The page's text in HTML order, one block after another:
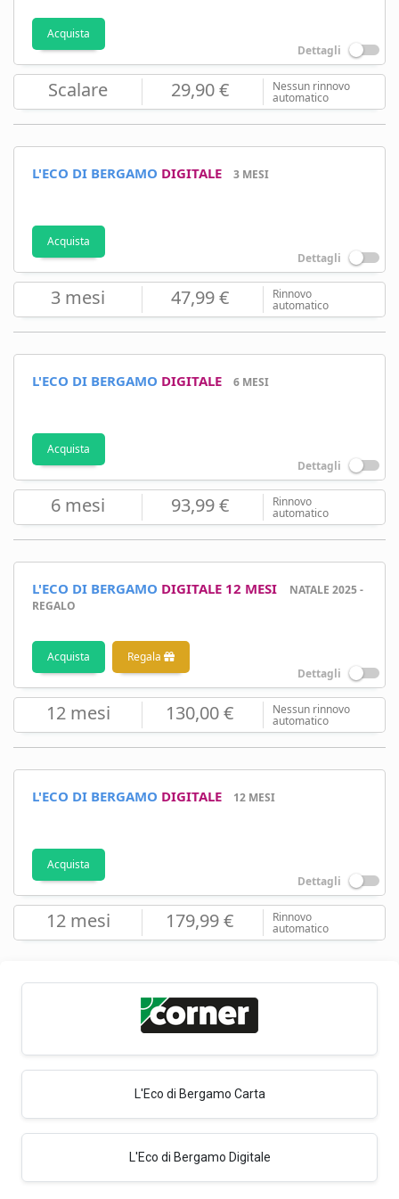
Acquista
Dettagli
Scalare 29,90 € Nessun rinnovo
automatico
L'ECO DI BERGAMO DIGITALE 3 MESI
Acquista
Dettagli
3 mesi 47,99 € Rinnovo
automatico
L'ECO DI BERGAMO DIGITALE 6 MESI
Acquista
Dettagli
6 mesi 93,99 € Rinnovo
automatico
L'ECO DI BERGAMO DIGITALE 12 MESI
NATALE 2025 -
REGALO
Acquista
Regala
Dettagli
12 mesi 130,00 € Nessun rinnovo
automatico
L'ECO DI BERGAMO DIGITALE 12 MESI
Acquista
Dettagli
12 mesi 179,99 € Rinnovo
automatico
L'Eco di Bergamo Carta
L'Eco di Bergamo Digitale